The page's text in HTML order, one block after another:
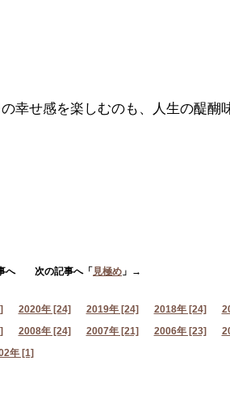
せ感を楽しむのも、人生の醍醐
事へ 次の記事へ「 見極め 」→
2020年 [24] 2019年 [24] 2018年 [24]
2008年 [24] 2007年 [21] 2006年 [23]
年 [1]